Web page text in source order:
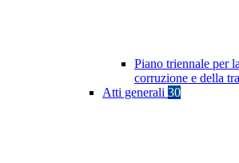
Piano triennale per
corruzione e della
Atti generali 30